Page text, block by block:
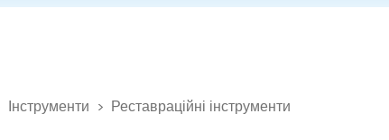
Інструменти Реставраційні інструменти